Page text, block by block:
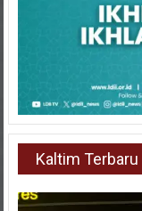
Kaltim Terbaru